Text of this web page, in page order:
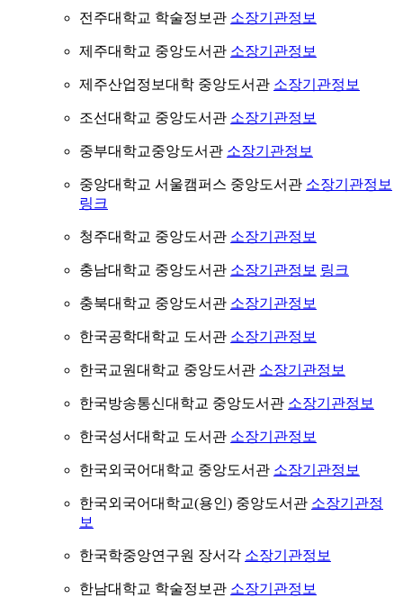
전주대학교 학술정보관 소장기관정보
제주대학교 중앙도서관 소장기관정보
제주산업정보대학 중앙도서관 소장기관정보
조선대학교 중앙도서관 소장기관정보
중부대학교중앙도서관 소장기관정보
중앙대학교 서울캠퍼스 중앙도서관 소장기관정보
링크
청주대학교 중앙도서관 소장기관정보
충남대학교 중앙도서관 소장기관정보 링크
충북대학교 중앙도서관 소장기관정보
한국공학대학교 도서관 소장기관정보
한국교원대학교 중앙도서관 소장기관정보
한국방송통신대학교 중앙도서관 소장기관정보
한국성서대학교 도서관 소장기관정보
한국외국어대학교 중앙도서관 소장기관정보
한국외국어대학교(용인) 중앙도서관 소장기관정
보
한국학중앙연구원 장서각 소장기관정보
한남대학교 학술정보관 소장기관정보